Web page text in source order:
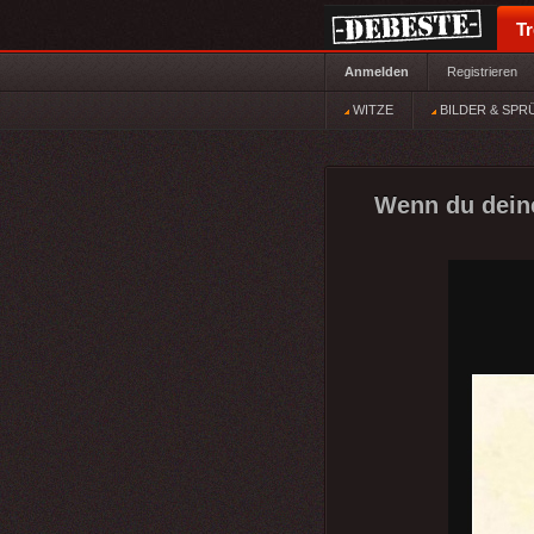
Anmelden Registrieren
WITZE BILDER &
Wenn du